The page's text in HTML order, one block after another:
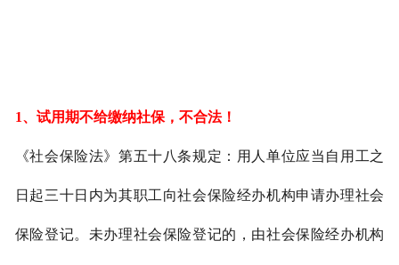
1、 试用期不给缴纳社保，不合法！
《社会保险法》第五十八条规定：用人单位应当自用工之
日起三十日内为其职工向社会保险经办机构申请办理社会
保险登记。未办理社会保险登记的，由社会保险经办机构